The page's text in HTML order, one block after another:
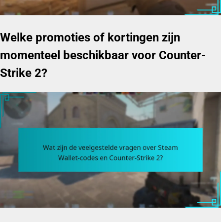
Welke promoties of kortingen zijn
momenteel beschikbaar voor Counter-
Strike 2?